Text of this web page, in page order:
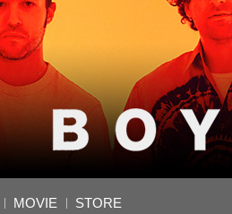
MOVIE STORE